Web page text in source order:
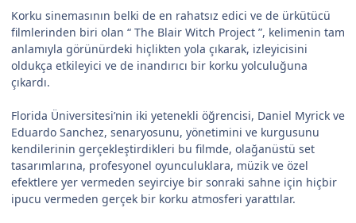
Korku sinemasının belki de en rahatsız edici ve de ürkütücü
filmlerinden biri olan “ The Blair Witch Project ”, kelimenin tam
anlamıyla görünürdeki hiçlikten yola çıkarak, izleyicisini
oldukça etkileyici ve de inandırıcı bir korku yolculuğuna
çıkardı.
Florida Üniversitesi’nin iki yetenekli öğrencisi, Daniel Myrick ve
Eduardo Sanchez, senaryosunu, yönetimini ve kurgusunu
kendilerinin gerçekleştirdikleri bu filmde, olağanüstü set
tasarımlarına, profesyonel oyunculuklara, müzik ve özel
efektlere yer vermeden seyirciye bir sonraki sahne için hiçbir
ipucu vermeden gerçek bir korku atmosferi yarattılar.